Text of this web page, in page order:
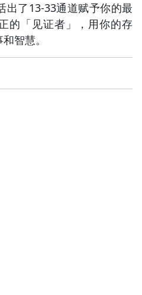
出了13-33通道赋予你的最
「见证者」，用你的存
智慧。